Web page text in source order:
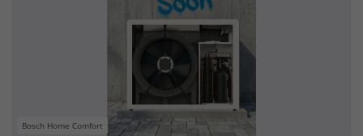
Bosch Home Comfort